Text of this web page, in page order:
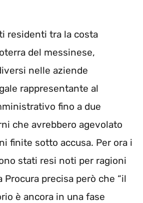
residenti tra la costa
del messinese,
nelle aziende
rappresentante al
fino a due
che avrebbero agevolato
finite sotto accusa. Per ora i
stati resi noti per ragioni
precisa però che “il
è ancora in una fase